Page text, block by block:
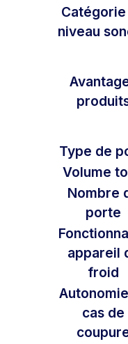
niveau
Type de
Volume
Nombre
porte
appareil
froid
cas de